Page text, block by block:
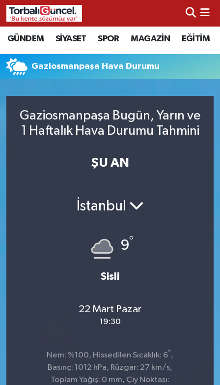
GÜNDEM SİYASET SPOR MAGAZİN EĞİTİM
Gaziosmanpaşa Hava Durumu
Gaziosmanpaşa Bugün, Yarın ve
1 Haftalık Hava Durumu Tahmini
ŞU AN
İstanbul
9°
Sisli
22 Mart Pazar
19:30
Nem: %100, Hissedilen Sıcaklık: 6° ,
Basınç: 1012 hPa, Rüzgar: 27 km/s,
Toplam Yağış: 0 mm, Çiy Noktası:
İzmir Nöbetçi Eczaneler
İzmir Hava Durumu
İzmir Trafik Yoğunluk Haritası
Süper Lig Puan Durumu ve Fikstür